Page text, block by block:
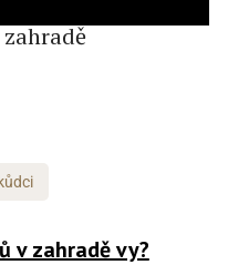
v zahradě vy?